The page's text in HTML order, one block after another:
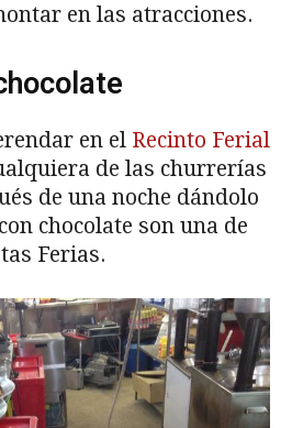
en las atracciones.
en el Recinto Ferial
de las churrerías
de una noche dándolo
chocolate son una de
Ferias.